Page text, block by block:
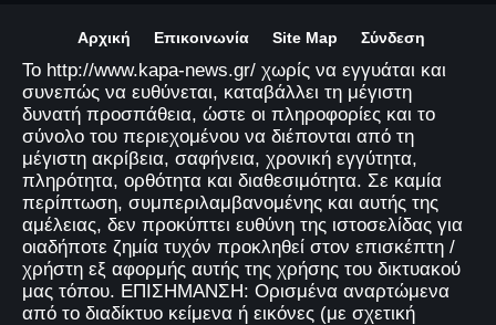
Αρχική Επικοινωνία Site Map Σύνδεση
Το http://www.kapa-news.gr/ χωρίς να εγγυάται και
συνεπώς να ευθύνεται, καταβάλλει τη μέγιστη
δυνατή προσπάθεια, ώστε οι πληροφορίες και το
σύνολο του περιεχομένου να διέπονται από τη
μέγιστη ακρίβεια, σαφήνεια, χρονική εγγύτητα,
πληρότητα, ορθότητα και διαθεσιμότητα. Σε καμία
περίπτωση, συμπεριλαμβανομένης και αυτής της
αμέλειας, δεν προκύπτει ευθύνη της ιστοσελίδας για
οιαδήποτε ζημία τυχόν προκληθεί στον επισκέπτη /
χρήστη εξ αφορμής αυτής της χρήσης του δικτυακού
μας τόπου. ΕΠΙΣΗΜΑΝΣΗ: Ορισμένα αναρτώμενα
από το διαδίκτυο κείμενα ή εικόνες (με σχετική